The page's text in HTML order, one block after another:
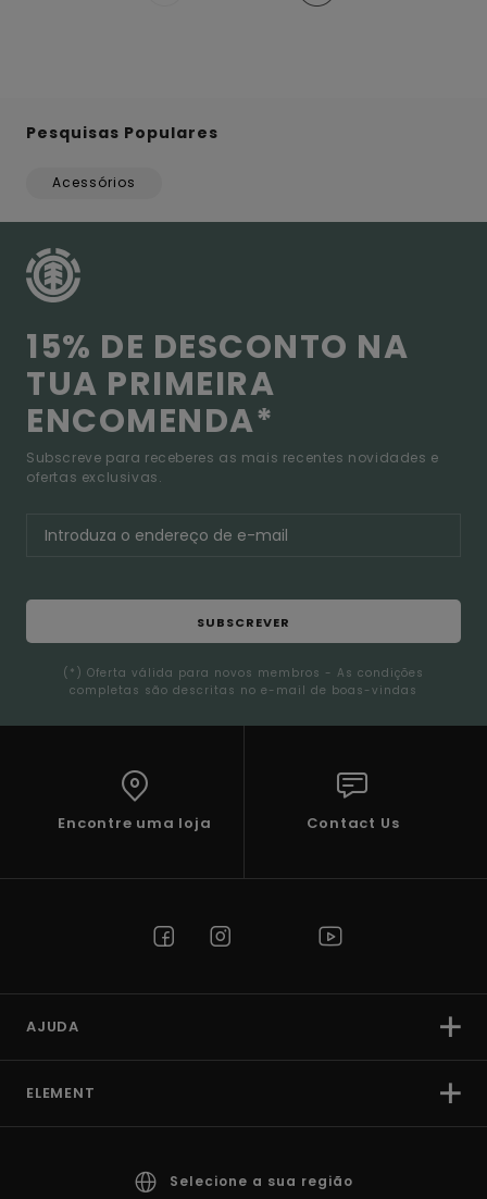
Pesquisas Populares
Acessórios
15% DE DESCONTO NA
TUA PRIMEIRA
ENCOMENDA*
Subscreve para receberes as mais recentes novidades e
ofertas exclusivas.
SUBSCREVER
(*) Oferta válida para novos membros - As condições
completas são descritas no e-mail de boas-vindas
Encontre uma loja Contact Us
AJUDA
ELEMENT
Selecione a sua região